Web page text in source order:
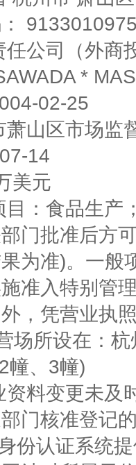
公司（外商
*
02-25
山区市场监
14
美元
：食品生产
门批准后方
为准)。一般
施准入特别管
，凭营业执
场所设在：
幢、3幢)
料变更未及
门核准登记
份认证系统